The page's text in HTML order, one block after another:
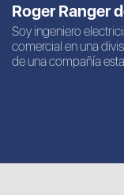
Roger Ranger
Soy ingeniero
comercial en una
de una compañía